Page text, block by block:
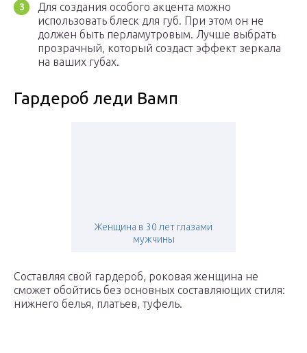
Для создания особого акцента можно
использовать блеск для губ. При этом он не
должен быть перламутровым. Лучше выбрать
прозрачный, который создаст эффект зеркала
на ваших губах.
Гардероб леди Вамп
Женщина в 30 лет глазами
мужчины
Составляя свой гардероб, роковая женщина не
сможет обойтись без основных составляющих стиля:
нижнего белья, платьев, туфель.